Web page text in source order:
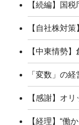
【続編】国
【自社株対
【中東情勢
「変数」の経
【感謝】オ
【経理】“働